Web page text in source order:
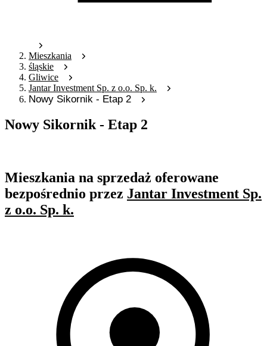
Mieszkania
śląskie
Gliwice
Jantar Investment Sp. z o.o. Sp. k.
Nowy Sikornik - Etap 2
Nowy Sikornik - Etap 2
Mieszkania na sprzedaż oferowane
bezpośrednio przez Jantar Investment Sp.
z o.o. Sp. k.